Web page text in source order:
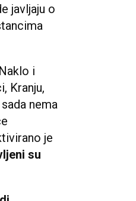
javljaju o
i
Kranju,
nema
je
su